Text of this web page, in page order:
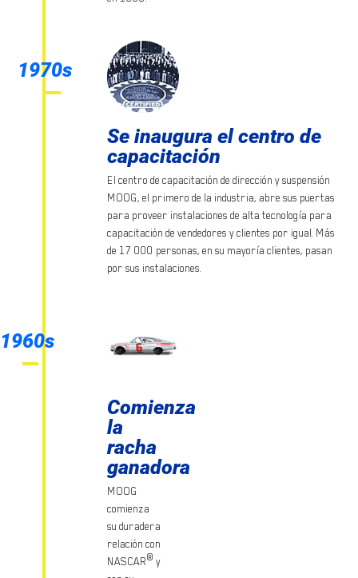
1970s
Se inaugura el centro de
capacitación
El centro de capacitación de dirección y suspensión
MOOG, el primero de la industria, abre sus puertas
para proveer instalaciones de alta tecnología para
capacitación de vendedores y clientes por igual. Más
de 17 000 personas, en su mayoría clientes, pasan
por sus instalaciones.
1960s
Comienza
la
racha
ganadora
MOOG
comienza
su duradera
relación con
NASCAR® y